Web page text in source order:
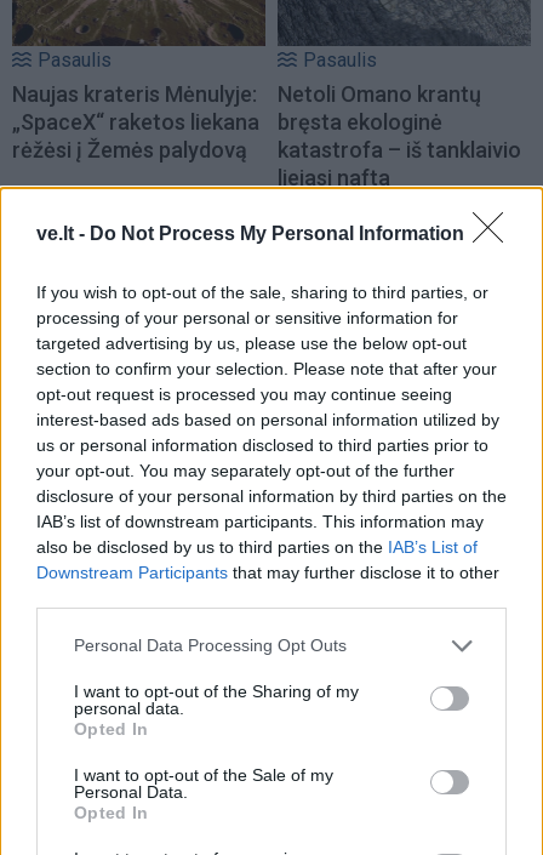
ve.lt - Do Not Process My Personal Information
If you wish to opt-out of the sale, sharing to third parties, or
processing of your personal or sensitive information for
targeted advertising by us, please use the below opt-out
section to confirm your selection. Please note that after your
opt-out request is processed you may continue seeing
interest-based ads based on personal information utilized by
us or personal information disclosed to third parties prior to
your opt-out. You may separately opt-out of the further
disclosure of your personal information by third parties on the
IAB’s list of downstream participants. This information may
also be disclosed by us to third parties on the IAB’s List of
Downstream Participants that may further disclose it to other
Personal Data Processing Opt Outs
I want to opt-out of the Sharing of my
personal data.
Opted In
I want to opt-out of the Sale of my
Personal Data.
Opted In
Pasaulis
Naujas krateris Mėnulyje:
„SpaceX“ raketos liekana
rėžėsi į Žemės palydovą
Pasaulis
Netoli Omano krantų
bręsta ekologinė
katastrofa – iš tanklaivio
liejasi nafta
Pasaulis
Po visą naktį trukusių
paieškų Italijos šiukšlyne
rastas milijoną laimėjęs
loterijos bilietas
Pasaulis
Nusekus Dunojui, iškilo
Antrojo pasaulinio karo
laivai
Pasaulis
Zelenskis: balistinių
raketų perėmėjai galėjo
išgelbėti gyvybes
Trumpą smogti Rusijai:
ekspertas atskleidė